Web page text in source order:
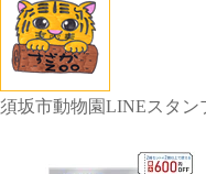
須坂市動物園LINEスタン